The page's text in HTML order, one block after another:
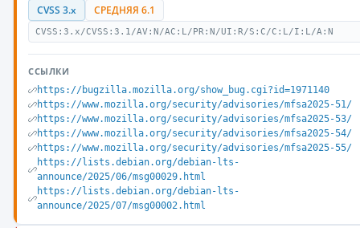
CVSS 3.x СРЕДНЯЯ 6.1
CVSS:3.x/CVSS:3.1/AV:N/AC:L/PR:N/UI:R/S:C/C:L/I:L/A:N
ССЫЛКИ
https://bugzilla.mozilla.org/show_bug.cgi?id=1971140
https://www.mozilla.org/security/advisories/mfsa2025-51/
https://www.mozilla.org/security/advisories/mfsa2025-53/
https://www.mozilla.org/security/advisories/mfsa2025-54/
https://www.mozilla.org/security/advisories/mfsa2025-55/
https://lists.debian.org/debian-lts-
announce/2025/06/msg00029.html
https://lists.debian.org/debian-lts-
announce/2025/07/msg00002.html